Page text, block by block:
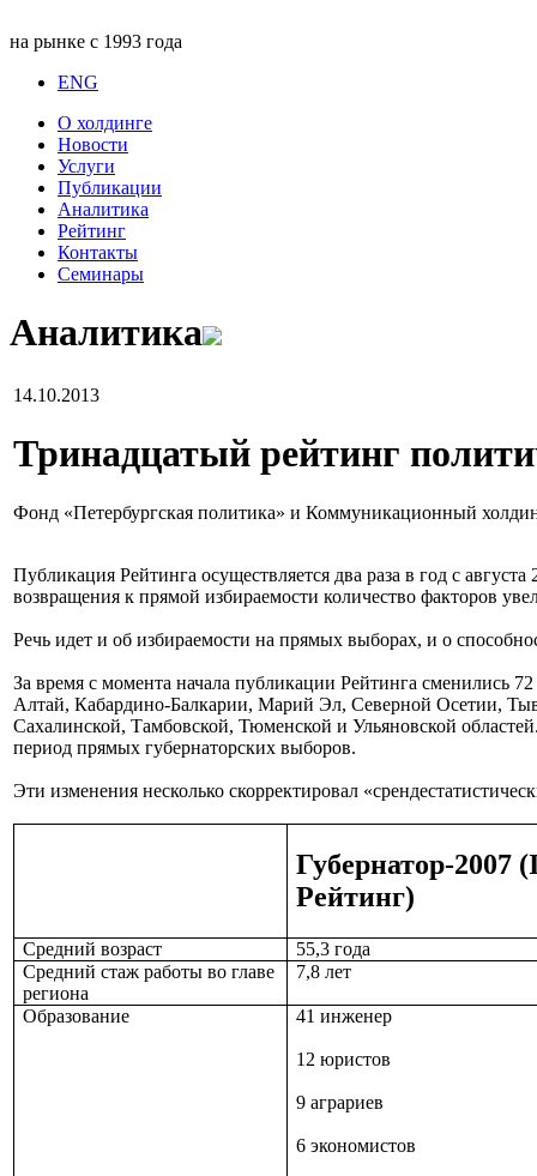
на рынке с 1993 года
ENG
О холдинге
Новости
Услуги
Публикации
Аналитика
Рейтинг
Контакты
Семинары
Аналитика
14.10.2013
Тринадцатый рейтинг
Фонд «Петербургская политика» и Коммуникационный
Публикация Рейтинга осуществляется два раза в год с
возвращения к прямой избираемости количество факторов
Речь идет и об избираемости на прямых выборах, и о
За время с момента начала публикации Рейтинга сменились
Алтай, Кабардино-Балкарии, Марий Эл, Северной Осетии,
Сахалинской, Тамбовской, Тюменской и Ульяновской
период прямых губернаторских выборов.
Эти изменения несколько скорректировал
Губернатор-2007
Рейтинг)
Средний возраст
55,3 года
Средний стаж работы во главе
региона
7,8 лет
Образование 41 инженер
12 юристов
9 аграриев
6 экономистов